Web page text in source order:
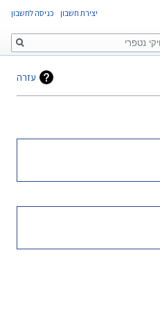
עזרה
יצירת חשבון כניסה לחשבון